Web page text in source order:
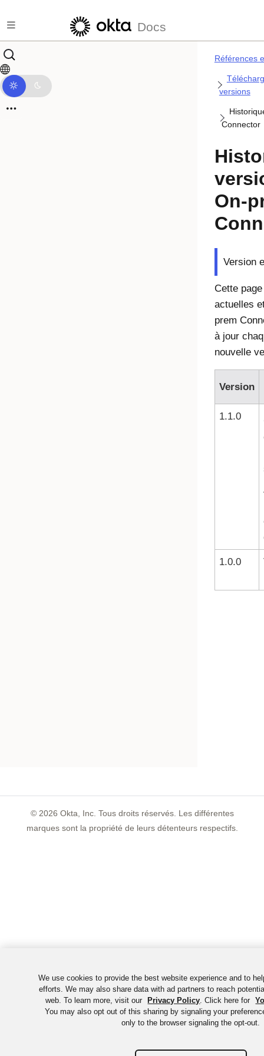
Docs
Références
versions
Connector
On-
Version
Cette
actuelles
prem
à jour
nouvelle
Version
1.1.0
1.0.0
© 2026 Okta, Inc. Tous droits réservés. Les différentes
marques sont la propriété de leurs détenteurs respectifs.
We use cookies to provide the best website experience and to
efforts. We may also share data with ad partners to reach
web. To learn more, visit our
Privacy Policy. Click here for
You may also opt out of this sharing by signaling your
only to the browser signaling the opt-out.